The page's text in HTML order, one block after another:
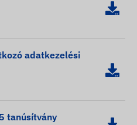
adatkezelési
tanúsítvány